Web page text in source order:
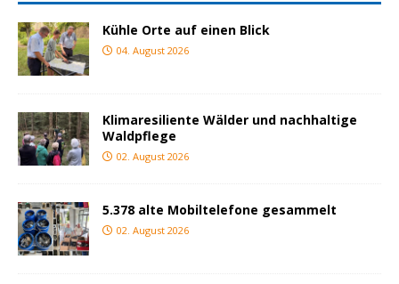
Kühle Orte auf einen Blick
04. August 2026
Klimaresiliente Wälder und nachhaltige
Waldpflege
02. August 2026
5.378 alte Mobiltelefone gesammelt
02. August 2026